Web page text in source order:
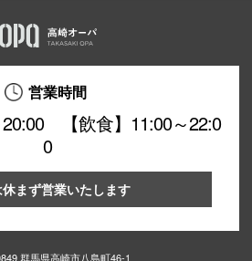
営業時間
20:00 【飲食】11:00～22:0
0
まず営業いたします
群馬県高崎市八島町46-1